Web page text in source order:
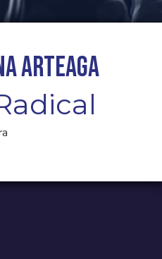
Arteaga